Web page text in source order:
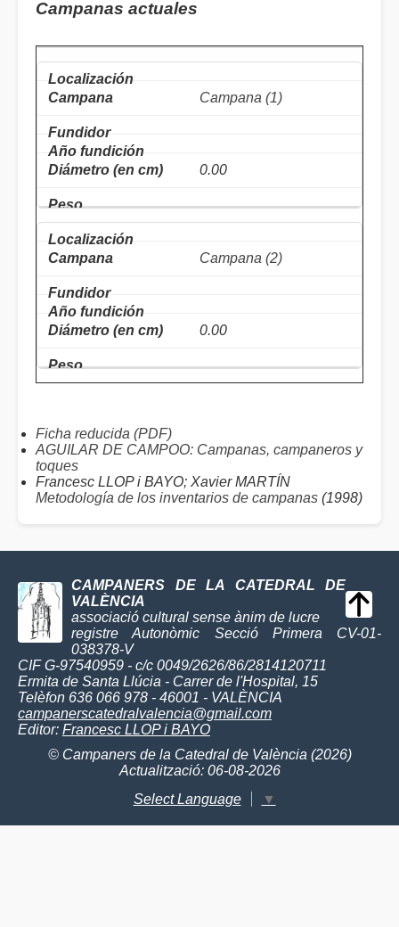
Campanas actuales
Campana (1)
0.00
Campana (2)
0.00
Ficha reducida (PDF)
AGUILAR DE CAMPOO: Campanas, campaneros y
toques
Francesc LLOP i BAYO; Xavier MARTÍN
Metodología de los inventarios de campanas (1998)
CAMPANERS DE LA CATEDRAL DE
VALÈNCIA
associació cultural sense ànim de lucre
registre Autonòmic Secció Primera CV-01-
038378-V
CIF G-97540959 - c/c 0049/2626/86/2814120711
Ermita de Santa Llúcia - Carrer de l'Hospital, 15
Telèfon 636 066 978 - 46001 - VALÈNCIA
campanerscatedralvalencia@gmail.com
Editor: Francesc LLOP i BAYO
© Campaners de la Catedral de València (2026)
Actualització: 06-08-2026
Select Language
▼